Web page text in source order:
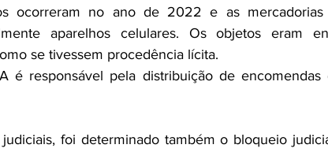
ocorreram no ano de 2022 e as mercadorias
aparelhos celulares. Os objetos eram
se tivessem procedência lícita.
é responsável pela distribuição de